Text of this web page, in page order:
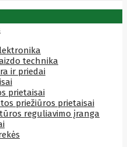
technika
ir priedai
prietaisai
priežiūros prietaisai
reguliavimo įranga